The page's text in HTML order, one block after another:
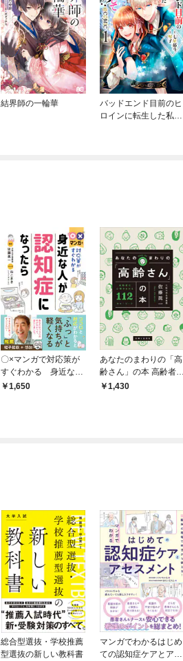
結界師の一輪華
バッドエンド目前のヒ
ロインに転生した私、
〇×マンガで対応策が
すぐわかる 身近な人
が認知症になったら
1,650
あなたのまわりの「高
齢さん」の本 高齢者の
心理がわかる112のキ
1,430
総合型選抜・学校推薦
型選抜の新しい教科書
マンガでわかるはじめ
ての認知症ケアとアセ